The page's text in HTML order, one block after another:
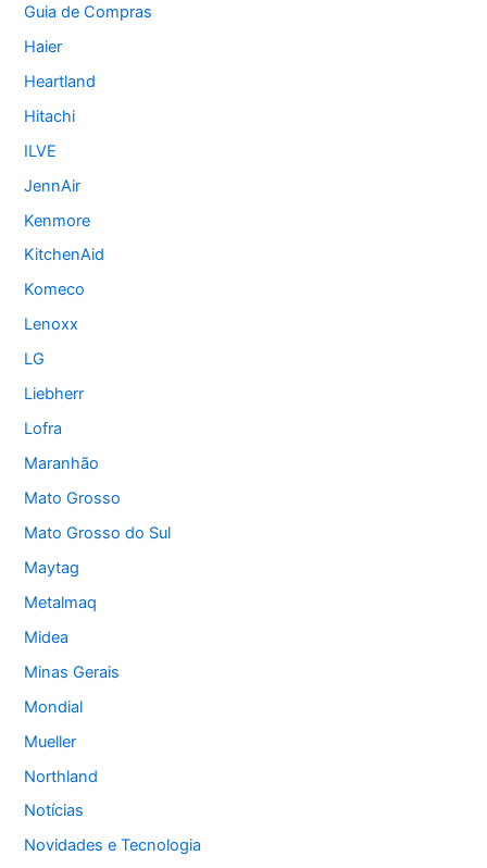
Guia de Compras
Haier
Heartland
Hitachi
ILVE
JennAir
Kenmore
KitchenAid
Komeco
Lenoxx
LG
Liebherr
Lofra
Maranhão
Mato Grosso
Mato Grosso do Sul
Maytag
Metalmaq
Midea
Minas Gerais
Mondial
Mueller
Northland
Notícias
Novidades e Tecnologia